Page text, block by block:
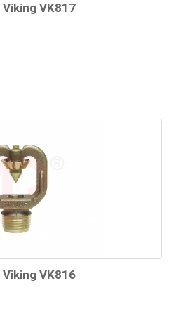
VK817
VK816